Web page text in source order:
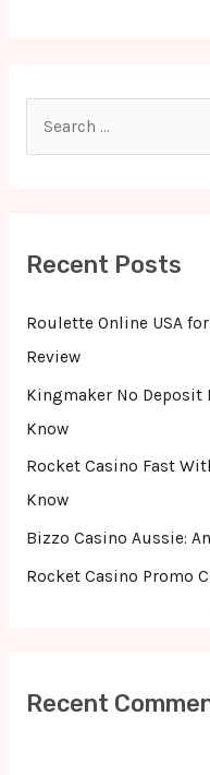
f
o
Recent Posts
Roulette Online USA
Review
Kingmaker No Deposit
Know
Rocket Casino Fast
Know
Bizzo Casino Aussie:
Rocket Casino Promo
Recent